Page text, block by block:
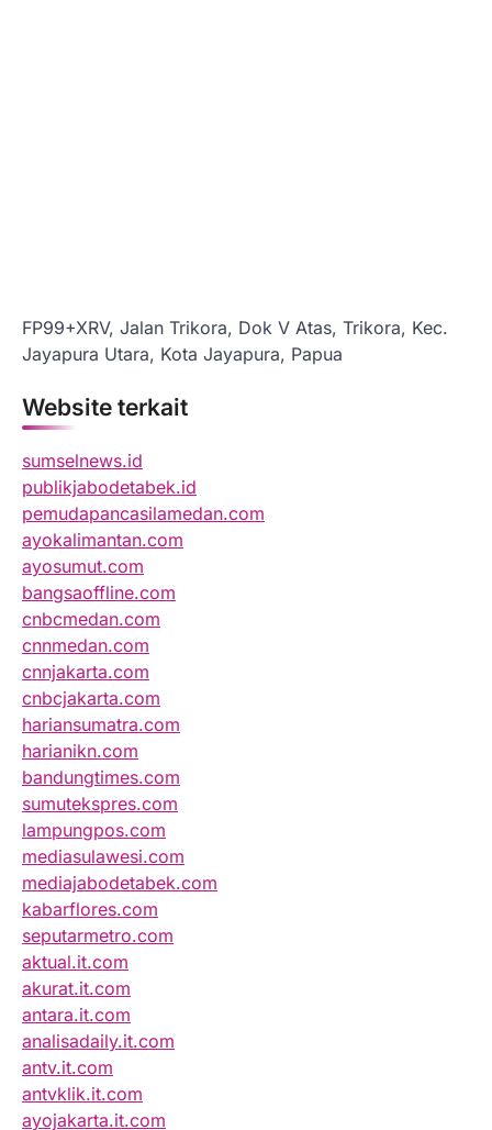
FP99+XRV, Jalan Trikora, Dok V Atas, Trikora, Kec.
Jayapura Utara, Kota Jayapura, Papua
Website terkait
sumselnews.id
publikjabodetabek.id
pemudapancasilamedan.com
ayokalimantan.com
ayosumut.com
bangsaoffline.com
cnbcmedan.com
cnnmedan.com
cnnjakarta.com
cnbcjakarta.com
hariansumatra.com
harianikn.com
bandungtimes.com
sumutekspres.com
lampungpos.com
mediasulawesi.com
mediajabodetabek.com
kabarflores.com
seputarmetro.com
aktual.it.com
akurat.it.com
antara.it.com
analisadaily.it.com
antv.it.com
antvklik.it.com
ayojakarta.it.com